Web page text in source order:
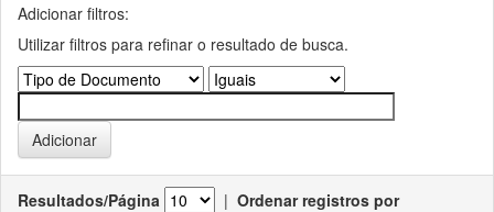
Adicionar filtros:
Utilizar filtros para refinar o resultado de busca.
Resultados/Página | Ordenar registros por